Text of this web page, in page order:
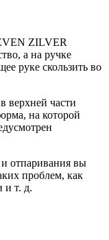
ZILVER
а на ручке
руке скользить во
верхней части
на которой
отпаривания вы
проблем, как
и т. д.